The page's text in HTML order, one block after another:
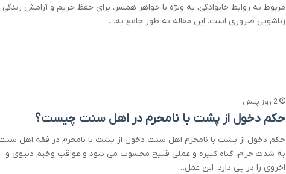
مربوط به روابط خانوادگی، به ویژه با خواهر همسر، برای حفظ حریم و آرامش زندگی
زناشویی ضروری است. این مقاله به طور جامع به…
2 روز پیش
حکم دخول از پشت با نامحرم در اهل سنت چیست؟
حکم دخول از پشت با نامحرم اهل سنت دخول از پشت با نامحرم در فقه اهل
به شدت حرام، گناه کبیره و عملی قبیح محسوب می شود و عواقب وخیم دنیوی و
اخروی را در پی دارد. این عمل…